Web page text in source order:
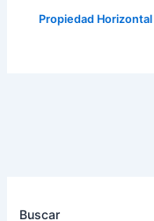
Propiedad Horizontal
Buscar